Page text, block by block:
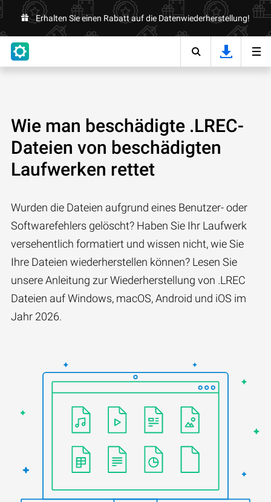
Erhalten Sie einen Rabatt auf die Datenwiederherstellung!
Wie man beschädigte .LREC-
Dateien von beschädigten
Laufwerken rettet
Wurden die Dateien aufgrund eines Benutzer- oder
Softwarefehlers gelöscht? Haben Sie Ihr Laufwerk
versehentlich formatiert und wissen nicht, wie Sie
Ihre Dateien wiederherstellen können? Lesen Sie
unsere Anleitung zur Wiederherstellung von .LREC
Dateien auf Windows, macOS, Android und iOS im
Jahr 2026.